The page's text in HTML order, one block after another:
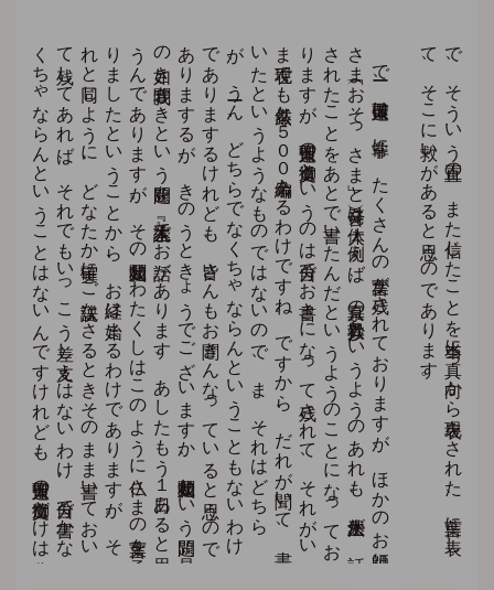
で
、
そ
う
い
う
正直の
、
ま
た
信じ
た
こ
と
を
本当に
真っ
向か
ら
表現を
さ
れ
た
、
言葉に
表し
て
、
そ
こ
に
救い
が
あ
る
と
思う
の
で
あ
り
ま
す
。
で
ー、
日蓮聖人は
、
非常に
、
た
く
さ
ん
の
言葉が
残さ
れ
て
お
り
ま
す
が
、
ほ
か
の
お
祖師
さ
ま
（「お
そ
っ
さ
ま
」と
発音）は
大体、
例え
ば
、
真宗の
『歎異抄』と
い
う
よ
う
の
あ
れ
も
、
法然上人が
、
話
さ
れ
た
こ
と
を
あ
と
で
書い
た
ん
だ
と
い
う
よ
う
の
こ
と
に
な
っ
て
お
り
ま
す
が
、
日蓮聖人の
御遺文と
い
う
の
は
自分で
お
書き
に
な
っ
て
残さ
れ
て
、
そ
れ
が
い
ま
現在で
も
厳然と
５
０
０
余編あ
る
わ
け
で
す
ね
。
で
す
か
ら
、
だ
れ
が
聞い
て
、
書
い
た
と
い
う
よ
う
な
も
の
で
は
な
い
の
で
、
ま
、
そ
れ
は
ど
ち
ら
が
、
う
ーん
、
ど
ち
ら
で
な
く
ち
ゃ
な
ら
ん
と
い
う
こ
と
も
な
い
わ
け
で
あ
り
ま
す
る
け
れ
ど
も
、
皆さ
ん
も
お
聞き
ん
な
っ
て
い
る
と
思う
の
で
あ
り
ま
す
る
が
、
き
の
う
と
き
ょ
う
で
ご
ざ
い
ま
す
か
、
如是我聞と
い
う
問題、
是
の
如き
我聞き
き
と
い
う
問題を
、
『人生読本』で
お
話が
あ
り
ま
す
、
あ
し
た
も
う
１
日あ
る
と
思
う
ん
で
あ
り
ま
す
が
。
そ
の
如是我聞、
わ
た
く
し
は
こ
の
よ
う
に
仏さ
ま
の
言葉を
承
り
ま
し
た
と
い
う
こ
と
か
ら
、
お
経は
始ま
る
わ
け
で
あ
り
ま
す
が
。
そ
れ
と
同じ
よ
う
に
、
ど
な
た
か
確実に
ご
説法な
さ
る
と
き
そ
の
ま
ま
書い
て
お
い
て
残し
て
あ
れ
ば
、
そ
れ
で
も
い
っ
こ
う
差し
支え
は
な
い
わ
け
、
自分で
書か
な
く
ち
ゃ
な
ら
ん
と
い
う
こ
と
は
な
い
ん
で
す
け
れ
ど
も
、
日蓮聖人の
御遺文だ
け
は
自分
で
お
書き
に
な
っ
て
残さ
れ
て
あ
り
ま
す
る
か
ら
、
例え
ば
、
あ
と
か
ら
付け
加
え
て
ま
ね
を
し
て
も
、
そ
れ
は
ど
う
に
も
な
ら
な
い
。
も
う
お
聖人さ
ま
の
お
書き
に
な
っ
た
も
の
が
、
厳然と
、
そ
の
筆跡が
そ
の
ま
ま
に
残っ
て
い
ら
っ
し
ゃ
る
、
こ
う
い
う
祖師は
ま
た
こ
れ
ど
こ
の
祖師も
、
ど
の
祖師に
も
ま
さ
っ
た
素晴
ら
し
い
、
厳然と
な
さ
っ
た
こ
と
が
皆実力と
し
て
、
真の
そ
こ
へ
記録と
な
っ
て
残っ
て
い
る
と
い
う
、
そ
う
い
う
、
祖師で
あ
り
ま
す
。
で
、
わ
た
く
し
ど
も
は
そ
う
い
う
意味で
、
こ
の
、
法華経と
い
う
お
経を
所依の
経典と
さ
し
て
い
た
だ
い
て
い
る
。
で
、
法華経の
有り
難い
っ
て
こ
と
は
聖徳太子以来、
日本（に
ほ
ん
）で
は
伝教大師も
お
っ
し
ゃ
っ
て
お
り
ま
す
し
、
た
く
さ
ん
の
方が
、
あ
、
法華経に
帰依さ
れ
た
わ
け
で
あ
り
ま
す
る
け
れ
ど
も
、
こ
の
日蓮聖人ほ
ど
、
は
っ
き
り
と
力づ
お
く
、
こ
の
と
お
り
行け
ば
間違
い
な
い
と
い
う
よ
う
な
、
こ
の
、
力を
こ
う
、
息吹を
与え
て
く
だ
す
っ
た
方は
な
い
と
思う
ん
で
あ
り
ま
す